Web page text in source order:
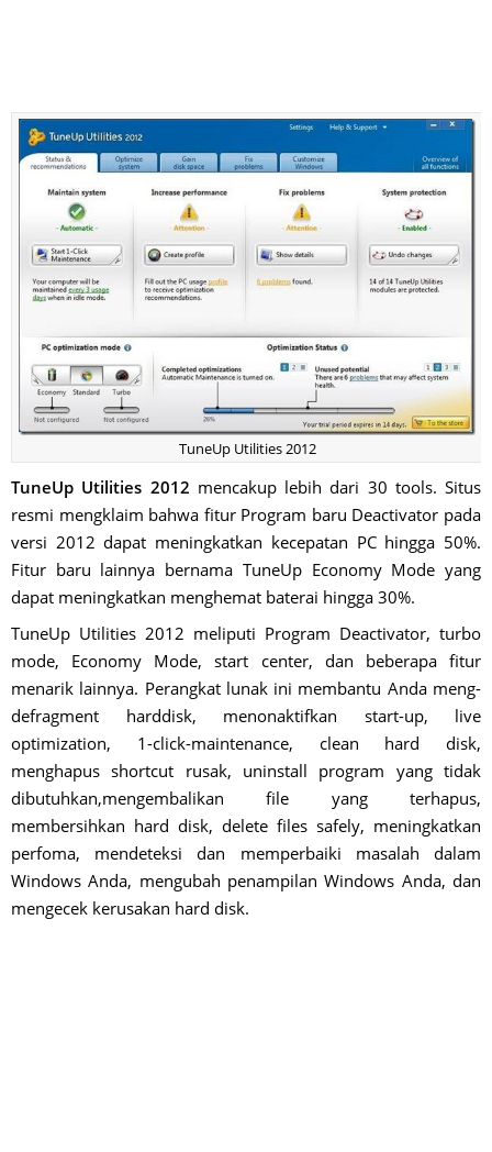
TuneUp Utilities 2012
TuneUp Utilities 2012 mencakup lebih dari 30 tools. Situs
resmi mengklaim bahwa fitur Program baru Deactivator pada
versi 2012 dapat meningkatkan kecepatan PC hingga 50%.
Fitur baru lainnya bernama TuneUp Economy Mode yang
dapat meningkatkan menghemat baterai hingga 30%.
TuneUp Utilities 2012 meliputi Program Deactivator, turbo
mode, Economy Mode, start center, dan beberapa fitur
menarik lainnya. Perangkat lunak ini membantu Anda meng-
defragment harddisk, menonaktifkan start-up, live
optimization, 1-click-maintenance, clean hard disk,
menghapus shortcut rusak, uninstall program yang tidak
dibutuhkan,mengembalikan file yang terhapus,
membersihkan hard disk, delete files safely, meningkatkan
perfoma, mendeteksi dan memperbaiki masalah dalam
Windows Anda, mengubah penampilan Windows Anda, dan
mengecek kerusakan hard disk.